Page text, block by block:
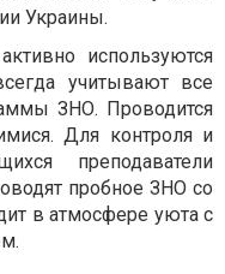
Украины.
используются
учитывают все
ЗНО. Проводится
Для контроля и
преподаватели
пробное ЗНО со
в атмосфере уюта с